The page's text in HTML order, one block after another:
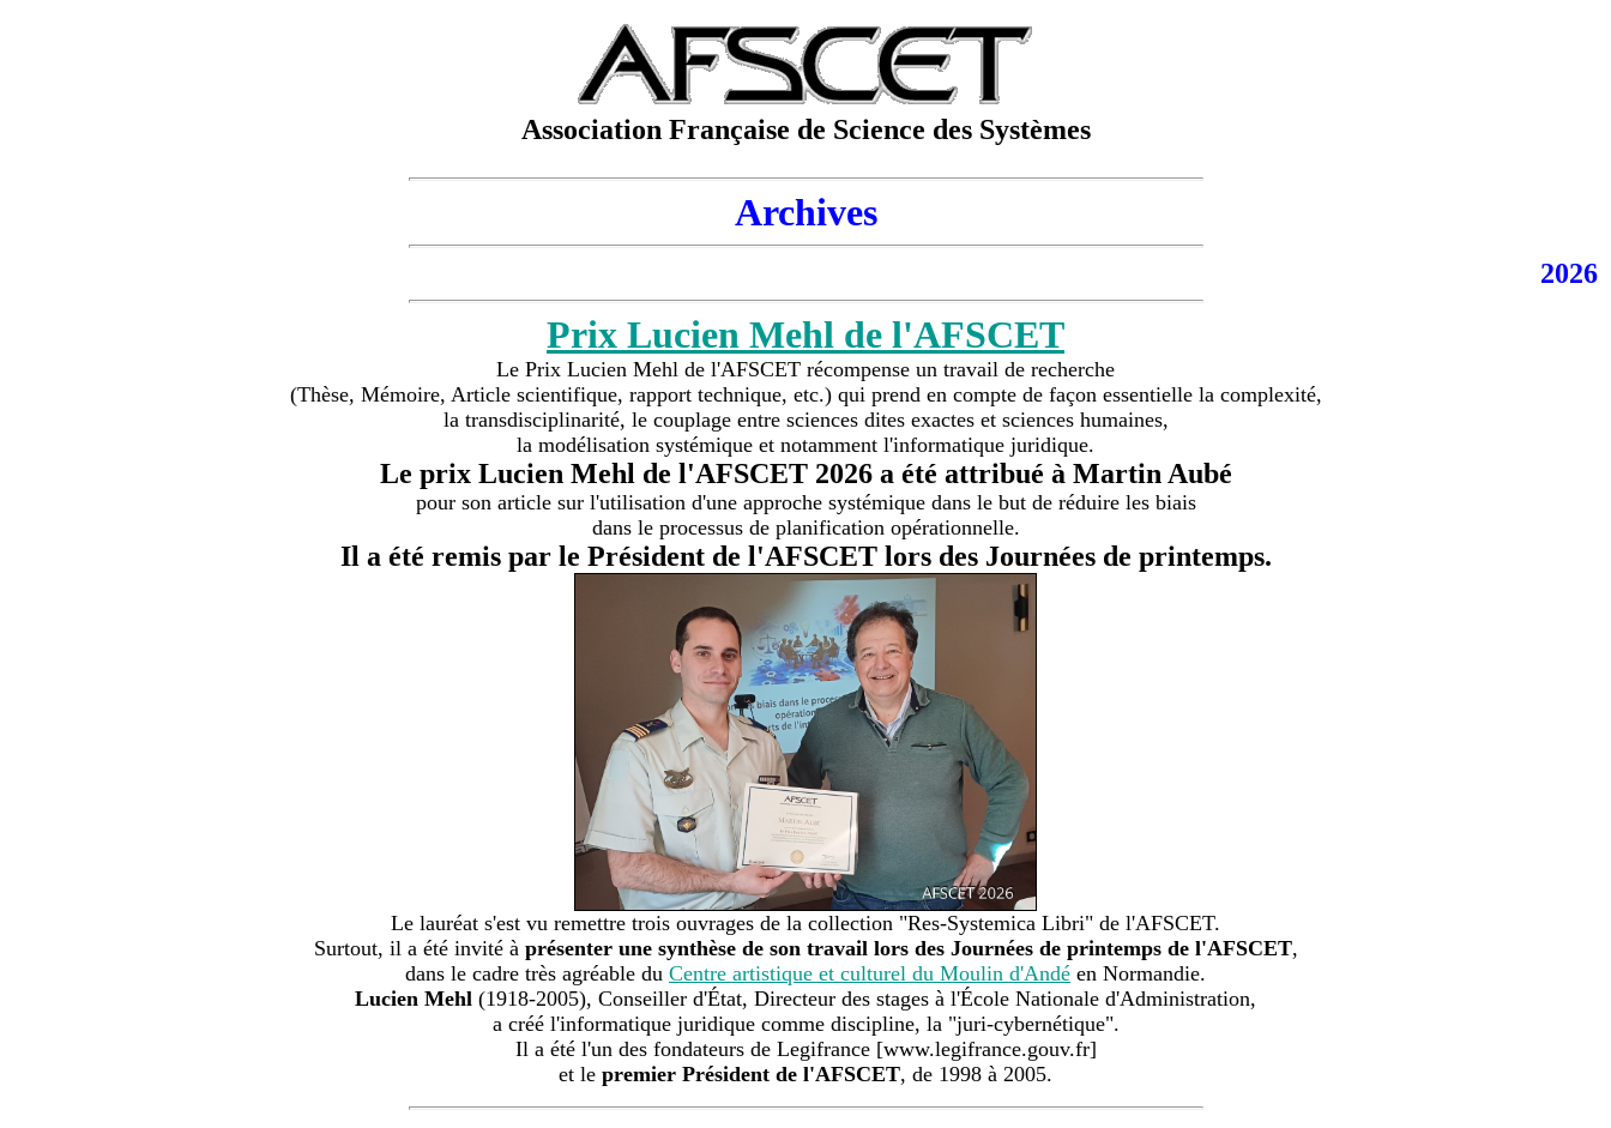
Association Française de Science des Systèmes
Archives
2026
Prix Lucien Mehl de l'AFSCET
Le Prix Lucien Mehl de l'AFSCET récompense un travail de recherche
(Thèse, Mémoire, Article scientifique, rapport technique, etc.) qui prend en compte de façon essentielle la complexité,
la transdisciplinarité, le couplage entre sciences dites exactes et sciences humaines,
la modélisation systémique et notamment l'informatique juridique.
Le prix Lucien Mehl de l'AFSCET 2026 a été attribué à Martin Aubé
pour son article sur l'utilisation d'une approche systémique dans le but de réduire les biais
dans le processus de planification opérationnelle.
Il a été remis par le Président de l'AFSCET lors des Journées de printemps.
Le lauréat s'est vu remettre trois ouvrages de la collection "Res-Systemica Libri" de l'AFSCET.
Surtout, il a été invité à présenter une synthèse de son travail lors des Journées de printemps de l'AFSCET,
dans le cadre très agréable du Centre artistique et culturel du Moulin d'Andé en Normandie.
Lucien Mehl (1918-2005), Conseiller d'État, Directeur des stages à l'École Nationale d'Administration,
a créé l'informatique juridique comme discipline, la "juri-cybernétique".
Il a été l'un des fondateurs de Legifrance [www.legifrance.gouv.fr]
et le premier Président de l'AFSCET, de 1998 à 2005.